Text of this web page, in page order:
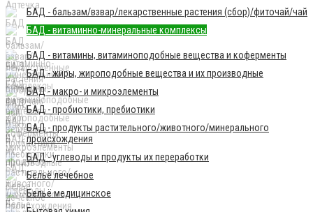
БАД - бальзам/взвар/лекарственные растения (сбор)/фиточай/чай
БАД - витаминно-минеральные комплексы
БАД - витамины, витаминоподобные вещества и коферменты
БАД - жиры, жироподобные вещества и их производные
БАД - макро- и микроэлементы
БАД - пробиотики, пребиотики
БАД - продукты растительного/животного/минерального
происхождения
БАД - углеводы и продукты их переработки
Бельё лечебное
Бельё медицинское